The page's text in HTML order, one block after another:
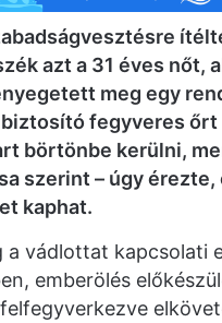
azt a 31 éves nőt,
meg egy
fegyveres őrt
börtönbe kerülni,
szerint – úgy
kaphat.
a vádlottat kapcsolati
emberölés